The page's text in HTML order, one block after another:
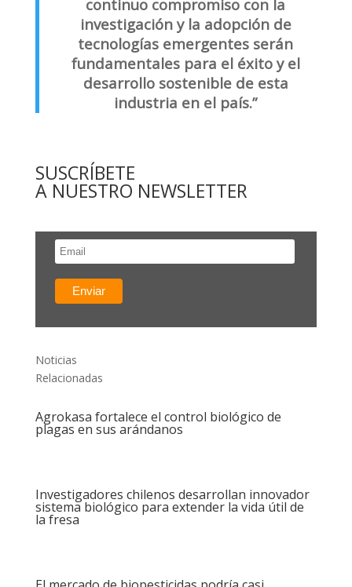
continuo compromiso con la
investigación y la adopción de
tecnologías emergentes serán
fundamentales para el éxito y el
desarrollo sostenible de esta
industria en el país.”
SUSCRÍBETE
A NUESTRO NEWSLETTER
Noticias
Relacionadas
Agrokasa fortalece el control biológico de
plagas en sus arándanos
Investigadores chilenos desarrollan innovador
sistema biológico para extender la vida útil de
la fresa